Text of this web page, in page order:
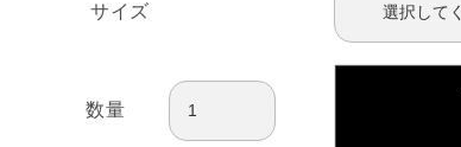
サイズ
数量